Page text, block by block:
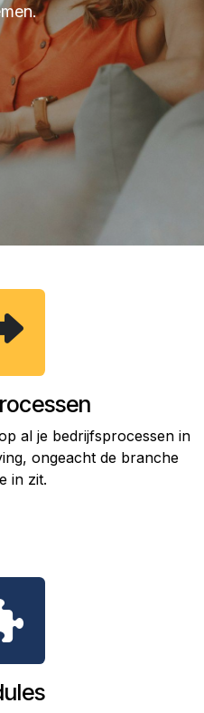
al je bedrijfsprocessen in
ongeacht de branche
in zit.